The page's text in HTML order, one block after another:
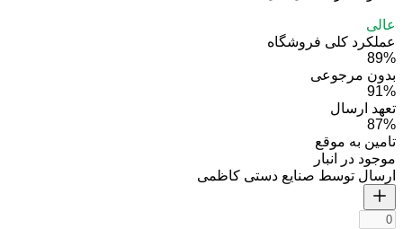
عالی
عملکرد کلی فروشگاه
89%
بدون مرجوعی
91%
تعهد ارسال
87%
تامین به موقع
موجود در انبار
ارسال توسط صنایع دستی کاظمی